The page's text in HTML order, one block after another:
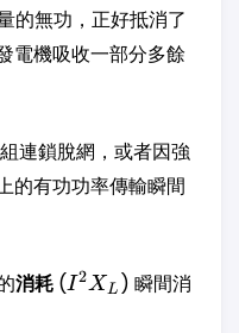
的無功，正好抵消了
電機吸收一部分多餘
連鎖脫網，或者因強
的有功功率傳輸瞬間
消耗 (I^2
I2XL ) 瞬間消